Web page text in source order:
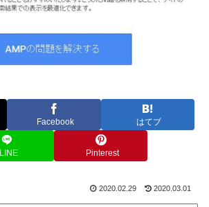
Facebook はてブ
LINE Pinterest
2020.02.29 2020.03.01